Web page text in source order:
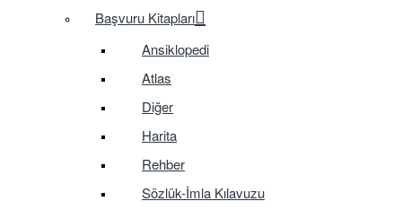
Başvuru Kitapları
Ansiklopedi
Atlas
Diğer
Harita
Rehber
Sözlük-İmla Kılavuzu